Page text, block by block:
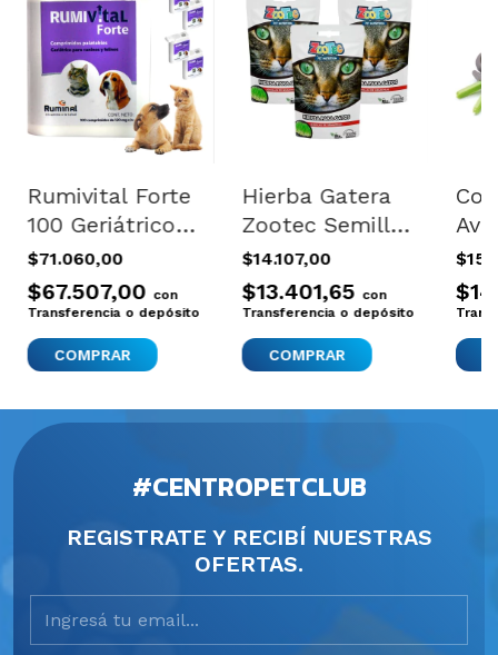
Rumivital Forte
100 Geriátrico
Perros Gatos
120mg X4u
$71.060,00
$67.507,00 con
Transferencia o depósito
Hierba Gatera
Zootec Semillas
Gramineas Para
Gatos Pack
3x80g Verde
Oscuro
$14.107,00
$13.401,65 con
Transferencia o depósito
#CENTROPETCLUB
REGISTRATE Y RECIBÍ NUESTRAS
OFERTAS.